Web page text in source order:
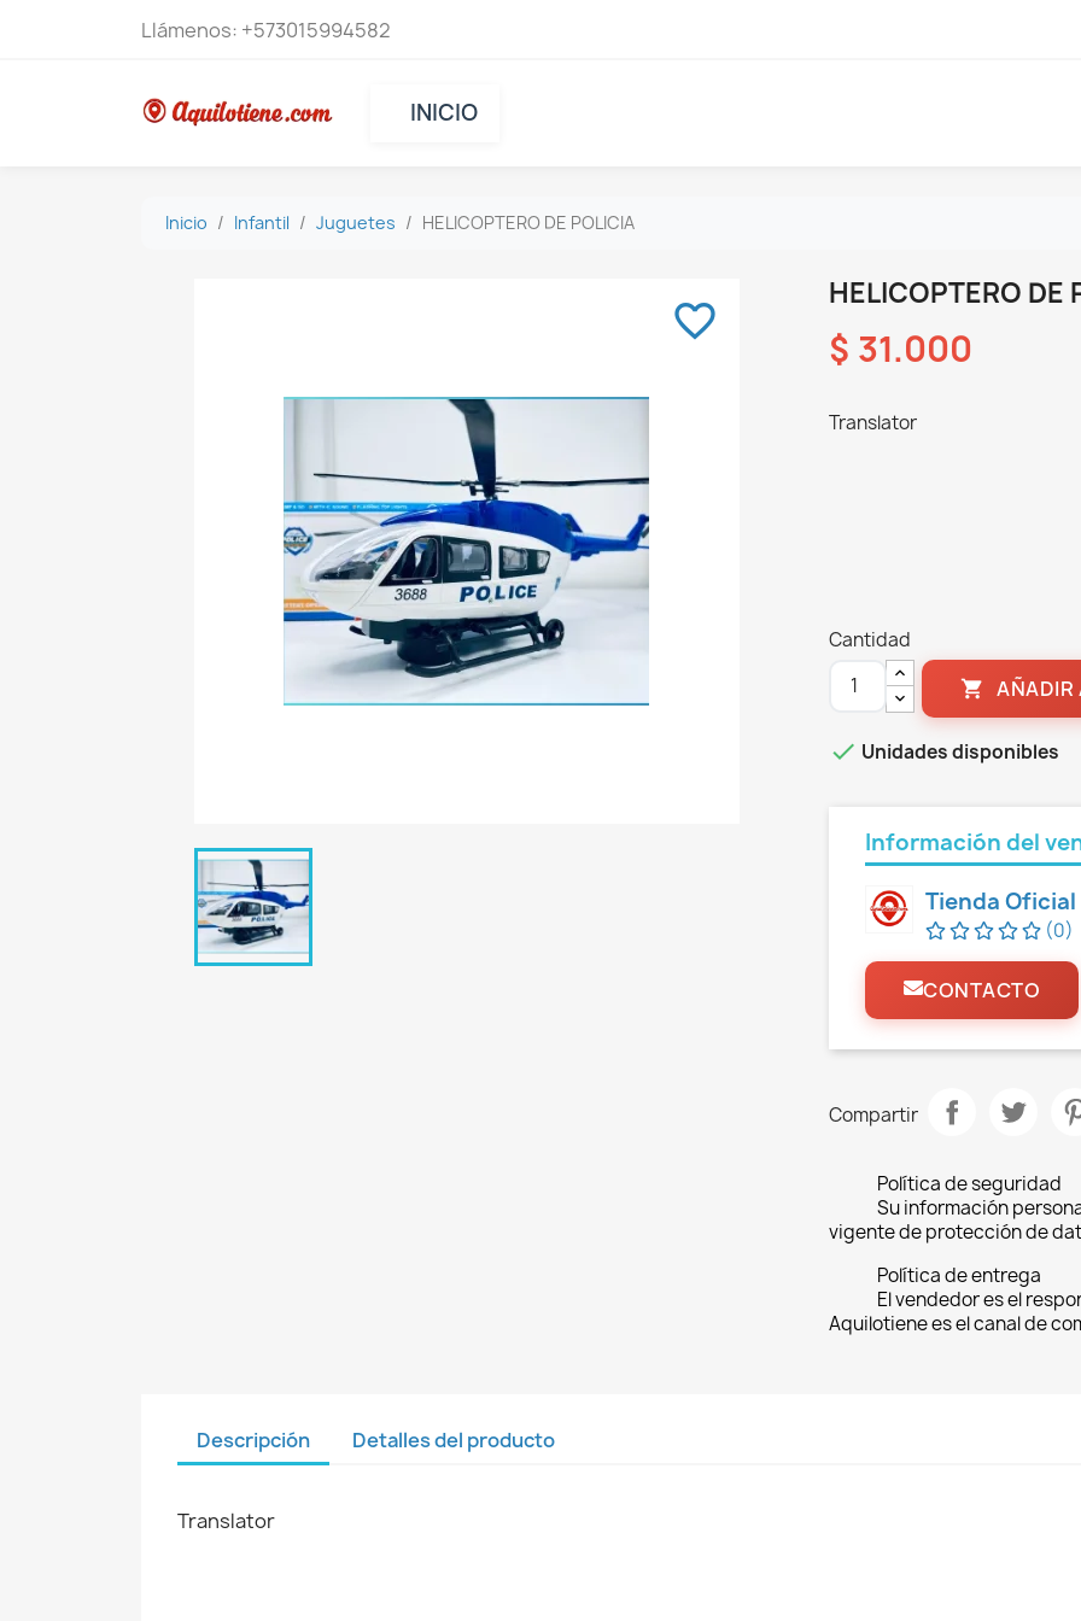
Llámenos: +573015994582
INICIO
Inicio Infantil Juguetes HELICOPTERO DE POLICIA
favorite_border
HELICOPTERO DE
$ 31.000
Translator
Cantidad
 AÑADIR
 Unidades disponibles
Información del
Tienda
(0)
CONTACTO
Compartir
Política de seguridad
Su información
vigente de protección de
Política de entrega
El vendedor es el
Aquilotiene es el canal de
Descripción Detalles del producto
Translator